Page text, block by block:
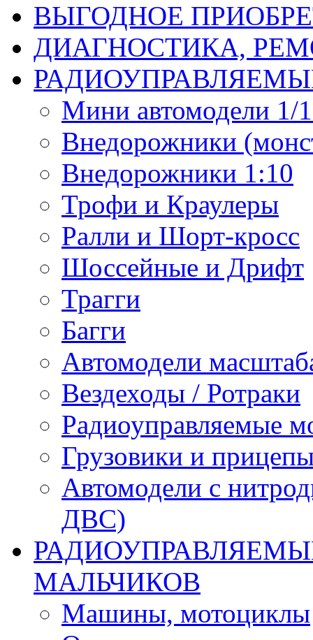
ВЫГОДНОЕ
ДИАГНОСТИКА,
Мини автомодели 1/
Внедорожники
Внедорожники 1:10
Трофи и Краулеры
Ралли и Шорт-кросс
Шоссейные и Дрифт
Трагги
Багги
Автомодели
Вездеходы / Ротраки
Радиоуправляемые
Грузовики и
Автомодели с
ДВС)
МАЛЬЧИКОВ
Машины, мотоциклы